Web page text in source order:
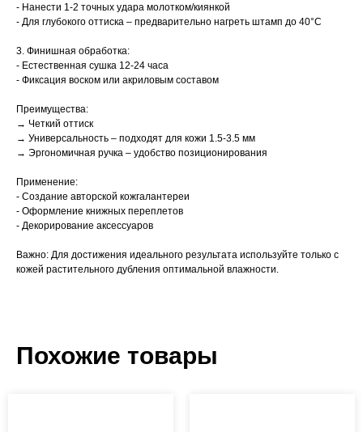
- Нанести 1-2 точных удара молотком/киянкой
- Для глубокого оттиска – предварительно нагреть штамп до 40°C
3. Финишная обработка:
- Естественная сушка 12-24 часа
- Фиксация воском или акриловым составом
Преимущества:
→ Четкий оттиск
→ Универсальность – подходят для кожи 1.5-3.5 мм
→ Эргономичная ручка – удобство позиционирования
Применение:
- Создание авторской кожгалантереи
- Оформление книжных переплетов
- Декорирование аксессуаров
Важно: Для достижения идеального результата используйте только с
кожей растительного дубления оптимальной влажности.
Похожие товары